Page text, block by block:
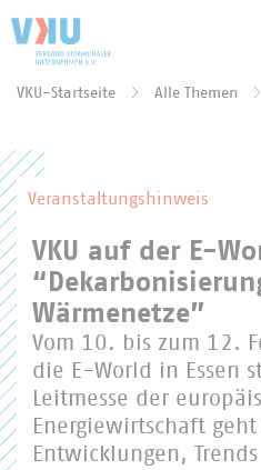
VKU-Startseite Alle Themen
Veranstaltungshinweis
VKU auf der E-
Wärmenetze”
Vom 10. bis zum 12.
die E-World in Essen
Leitmesse der
Energiewirtschaft geht
Entwicklungen,